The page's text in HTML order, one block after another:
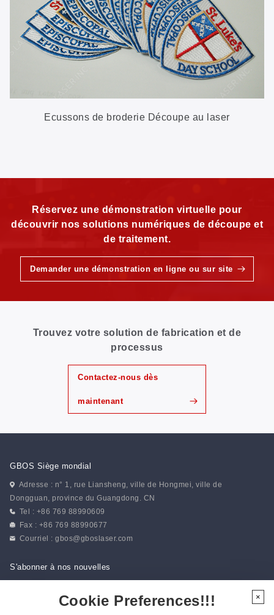
Ecussons de broderie Découpe au laser
Réservez une démonstration virtuelle pour
découvrir nos solutions numériques de découpe et
de traitement.
Demander une démonstration en ligne ou sur site
Trouvez votre solution de fabrication et de
processus
Contactez-nous dès
maintenant
GBOS Siège mondial
Adresse : n° 1, rue Liansheng, ville de Hongmei, ville de
Dongguan, province du Guangdong. CN
Tel : +86 769 88990609
Fax : +86 769 88990677
Courriel :gbos@gboslaser.com
S'abonner à nos nouvelles
Cookie Preferences!!! ×